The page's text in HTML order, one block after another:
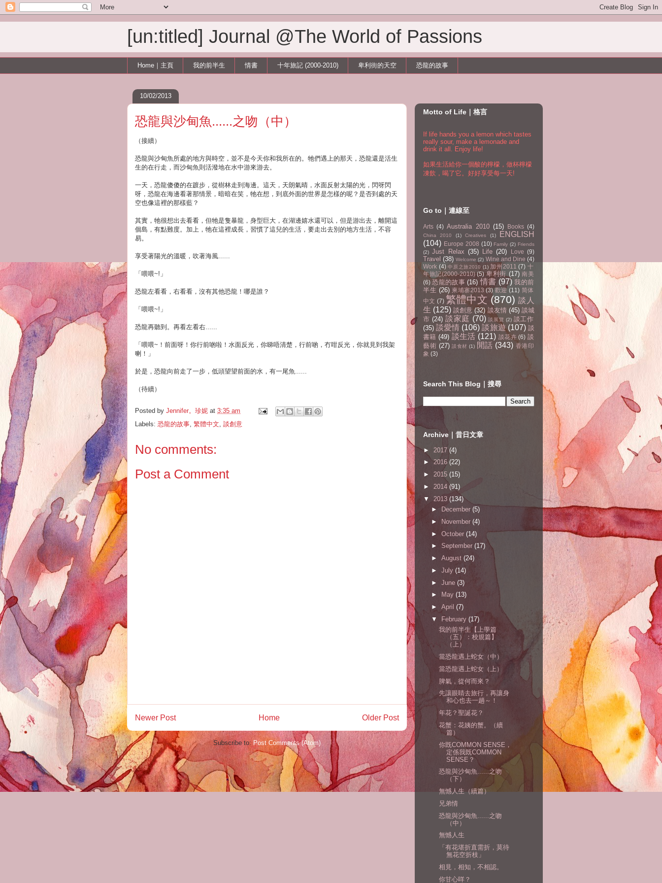
[un:titled] Journal @The World of Passions
Home｜主頁 我的前半生 情書 十年旅記 (2000-2010) 卑利街的天空 恐龍的故事
10/02/2013
恐龍與沙甸魚......之吻（中）
（接續）
恐龍與沙甸魚所處的地方與時空，並不是今天你和我所在的。牠們遇上的那天，恐龍還是活生
生的在行走，而沙甸魚則活潑地在水中游來游去。
一天，恐龍傻傻的在踱步，從樹林走到海邊。這天，天朗氣晴，水面反射太陽的光，閃呀閃
呀，恐龍在海邊看著那情景，暗暗在笑，牠在想，到底外面的世界是怎樣的呢？是否到處的天
空也像這裡的那樣藍？
其實，牠很想出去看看，但牠是隻暴龍，身型巨大，在湖邊嬉水還可以，但是游出去，離開這
個島，有點難度。加上，牠在這裡成長，習慣了這兒的生活，要走出去別的地方生活，不容
易。
享受著陽光的溫暖，吹著海風......
「喂喂~!」
恐龍左看看，右看看，沒有其他恐龍！哪是誰？
「喂喂~!」
恐龍再聽到。再看左看右......
「喂喂~！前面呀！你行前啲啦！水面反光，你睇唔清楚，行前啲，冇咁反光，你就見到我架
喇！」
於是，恐龍向前走了一步，低頭望望前面的水，有一尾魚......
（待續）
Posted by Jennifer。珍妮 at 3:35 am
Labels: 恐龍的故事 繁體中文 談創意
No comments:
Post a Comment
Newer Post Older Post
Home
Subscribe to: Post Comments (Atom)
Motto of Life｜格言
If life hands you a lemon which tastes
really sour, make a lemonade and
drink it all. Enjoy life!
如果生活給你一個酸的檸檬，做杯檸檬
凍飲，喝了它。好好享受每一天!
Go to｜連線至
Arts (4) Australia 2010 (15) Books (4)
China 2010 (1) Creatives (1)
ENGLISH
(104) Europe 2008 (10) Family (2) Friends
(2) Just Relax (35) Life (20) Love (9)
Travel (38) Welcome (2) Wine and Dine (4)
Work (4) 中原之旅2010 (1) 加州2011 (7) 十
年旅記(2000-2010) (5) 卑利街 (17) 南美
(6) 恐龍的故事 (16) 情書 (97) 我的前
半生 (26) 柬埔寨2013 (3) 歡迎 (11) 简体
中文 (7) 繁體中文 (870) 談人
生 (125) 談創意 (32) 談友情 (45) 談城
市 (24) 談家庭 (70) 談展覽 (2) 談工作
(35) 談愛情 (106) 談旅遊 (107) 談
書籍 (49) 談生活 (121) 談花卉 (6) 談
藝術 (27) 談食材 (1) 閒話 (343) 香港印
象 (3)
Search This Blog｜搜尋
Archive｜昔日文章
► 2017(4)
►2016(22)
► 2015 (15)
► 2014 (91)
▼ 2013 (134)
►
December (5)
►
November (4)
► October (14)
► September (17)
► August (24)
► July (14)
► June (3)
►
May (13)
► April (7)
▼
February (17)
我的前半生【上學篇
（五）：校規篇】
（上）
當恐龍遇上蛇女（中）
當恐龍遇上蛇女（上）
脾氣，從何而來？
先讓眼睛去旅行，再讓身
和心也去一趟～！
年花？聖誕花？
花蟹：花姨的蟹。（續
篇）
你既COMMON SENSE，
定係我既COMMON
SENSE？
恐龍與沙甸魚......之吻
（下）
無憾人生（續篇）
兄弟情
恐龍與沙甸魚......之吻
（中）
無憾人生
「有花堪折直需折，莫待
無花空折枝」
相見，相知，不相認。
你甘心咩？